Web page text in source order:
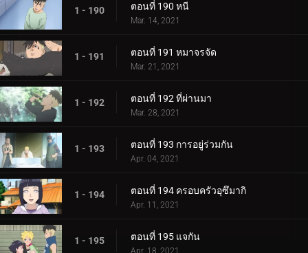
1 - 190 ตอนที่ 190 หนี
Mar. 14, 2021
1 - 191 ตอนที่ 191 หมาจรจัด
Mar. 21, 2021
1 - 192 ตอนที่ 192 ที่ผ่านมา
Mar. 28, 2021
1 - 193 ตอนที่ 193 การอยู่ร่วมกัน
Apr. 04, 2021
1 - 194 ตอนที่ 194 ครอบครัวอุซึมากิ
Apr. 11, 2021
1 - 195 ตอนที่ 195 แจกัน
Apr. 18, 2021